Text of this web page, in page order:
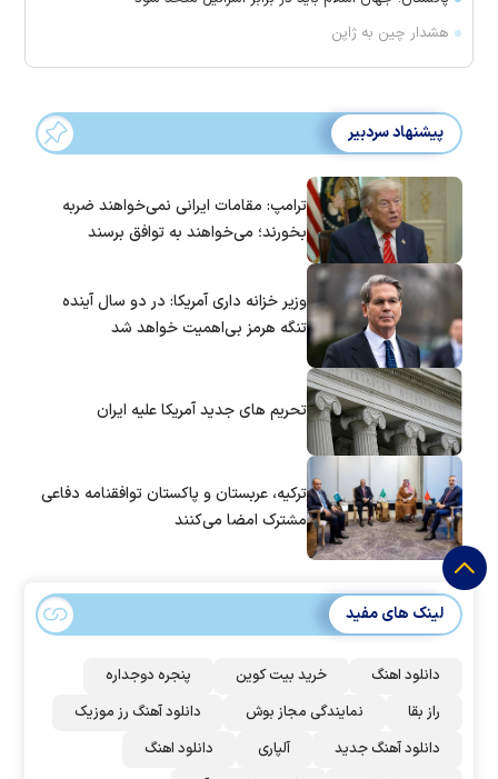
هشدار چین به ژاپن
پیشنهاد سردبیر
ترامپ: مقامات ایرانی نمی‌خواهند ضربه
بخورند؛ می‌خواهند به توافق برسند
وزیر خزانه داری آمریکا: در دو سال آینده
تنگه هرمز بی‌اهمیت خواهد شد
تحریم های جدید آمریکا علیه ایران
ترکیه، عربستان و پاکستان توافقنامه دفاعی
مشترک امضا می‌کنند
لینک های مفید
دانلود اهنگ خرید بیت کوین
پنجره دوجداره
راز بقا
نمایندگی مجاز بوش
دانلود آهنگ رز‌ موزیک
دانلود آهنگ جدید
آلپاری
دانلود اهنگ